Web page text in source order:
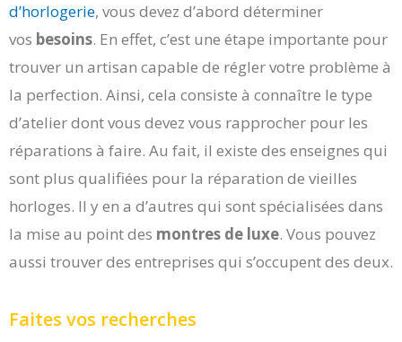
d’horlogerie, vous devez d’abord déterminer
vos besoins. En effet, c’est une étape importante pour
trouver un artisan capable de régler votre problème à
la perfection. Ainsi, cela consiste à connaître le type
d’atelier dont vous devez vous rapprocher pour les
réparations à faire. Au fait, il existe des enseignes qui
sont plus qualifiées pour la réparation de vieilles
horloges. Il y en a d’autres qui sont spécialisées dans
la mise au point des montres de luxe. Vous pouvez
aussi trouver des entreprises qui s’occupent des deux.
Faites vos recherches